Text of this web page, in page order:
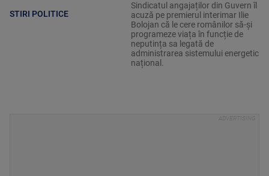
STIRI POLITICE
Sindicatul angajaților din Guvern îl
acuză pe premierul interimar Ilie
Bolojan că le cere românilor să-și
programeze viața în funcție de
neputința sa legată de
administrarea sistemului energetic
național.